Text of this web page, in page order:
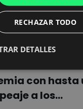
con hasta
a los…
RECHAZAR TODO
DETALLES